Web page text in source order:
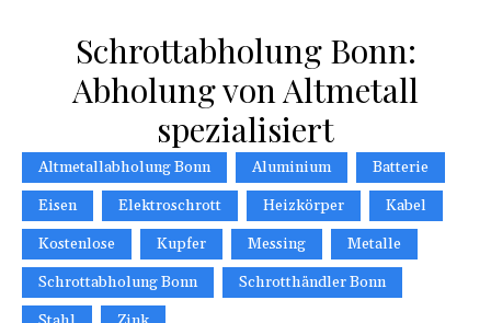
Schrottabholung Bonn:
Abholung von Altmetall
spezialisiert
Altmetallabholung Bonn Aluminium
Batterie
Eisen
Elektroschrott Heizkörper
Kabel
Kostenlose
Kupfer Messing
Metalle
Schrottabholung Bonn
Schrotthändler Bonn